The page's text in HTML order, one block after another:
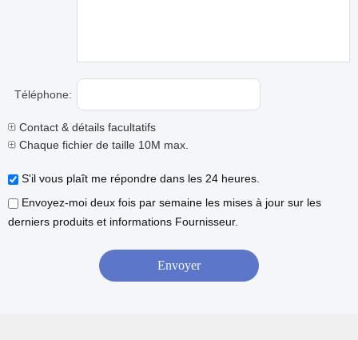
Téléphone:
Contact & détails facultatifs
Chaque fichier de taille 10M max.
S'il vous plaît me répondre dans les 24 heures.
Envoyez-moi deux fois par semaine les mises à jour sur les
derniers produits et informations Fournisseur.